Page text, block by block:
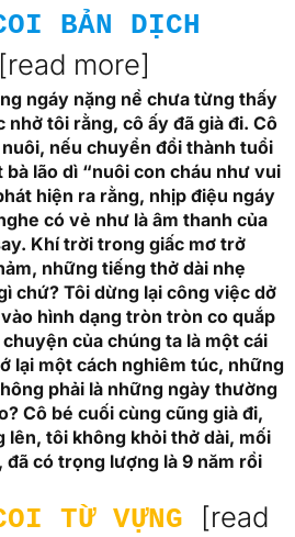
BẢN DỊCH
[read more]
ngáy nặng nề chưa từng thấy
nhở tôi rằng, cô ấy đã già đi. Cô
nếu chuyển đổi thành tuổi
lão dì “nuôi con cháu như vui
hiện ra rằng, nhịp điệu ngáy
có vẻ như là âm thanh của
Khí trời trong giấc mơ trở
những tiếng thở dài nhẹ
chứ? Tôi dừng lại công việc dở
hình dạng tròn tròn co quắp
của chúng ta là một cái
lại một cách nghiêm túc, những
phải là những ngày thường
Cô bé cuối cùng cũng già đi,
lên, tôi không khỏi thở dài, mối
đã có trọng lượng là 9 năm rồi
TỪ VỰNG
[read